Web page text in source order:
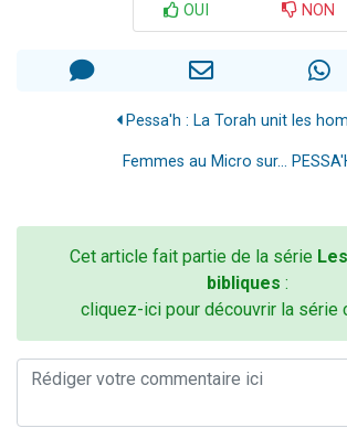
OUI NON
Pessa'h : La Torah unit les
Femmes au Micro sur...
Cet article fait partie de la série
bibliques :
cliquez-ici pour découvrir la série